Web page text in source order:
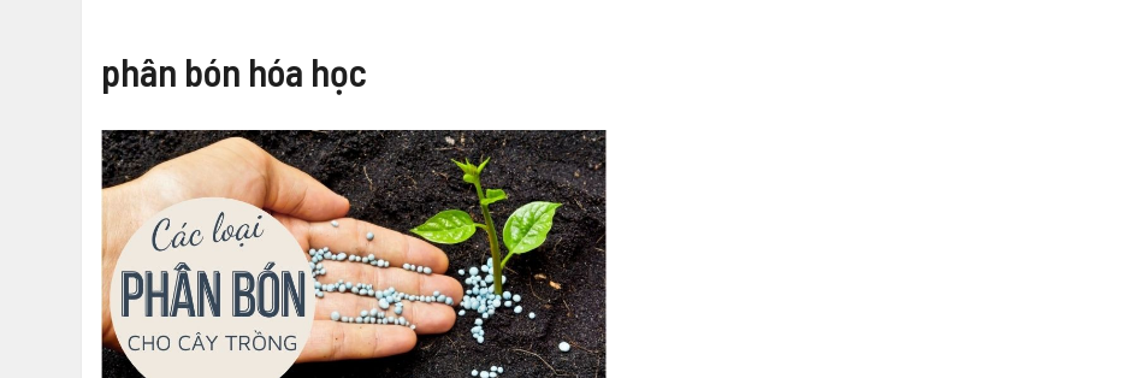
phân bón hóa học